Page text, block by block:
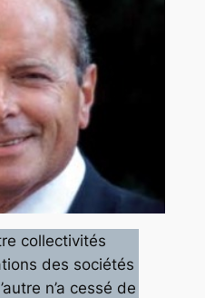
collectivités
des sociétés
n’a cessé de